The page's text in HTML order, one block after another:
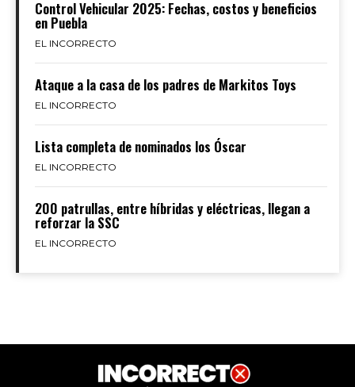
Control Vehicular 2025: Fechas, costos y beneficios
en Puebla
EL INCORRECTO
Ataque a la casa de los padres de Markitos Toys
EL INCORRECTO
Lista completa de nominados los Óscar
EL INCORRECTO
200 patrullas, entre híbridas y eléctricas, llegan a
reforzar la SSC
EL INCORRECTO